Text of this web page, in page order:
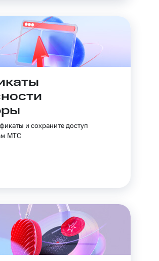
и сохраните доступ
МТС